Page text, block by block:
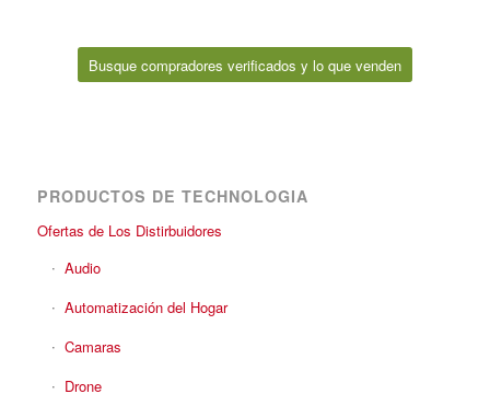
Busque compradores verificados y lo que venden
PRODUCTOS DE TECHNOLOGIA
Ofertas de Los Distirbuidores
Audio
Automatización del Hogar
Camaras
Drone